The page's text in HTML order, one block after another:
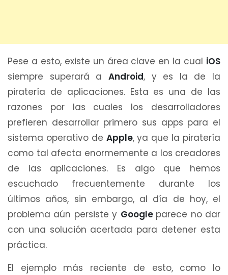
Pese a esto, existe un área clave en la cual iOS
siempre superará a Android, y es la de la
piratería de aplicaciones. Esta es una de las
razones por las cuales los desarrolladores
prefieren desarrollar primero sus apps para el
sistema operativo de Apple, ya que la piratería
como tal afecta enormemente a los creadores
de las aplicaciones. Es algo que hemos
escuchado frecuentemente durante los
últimos años, sin embargo, al día de hoy, el
problema aún persiste y Google parece no dar
con una solución acertada para detener esta
práctica.
El ejemplo más reciente de esto, como lo